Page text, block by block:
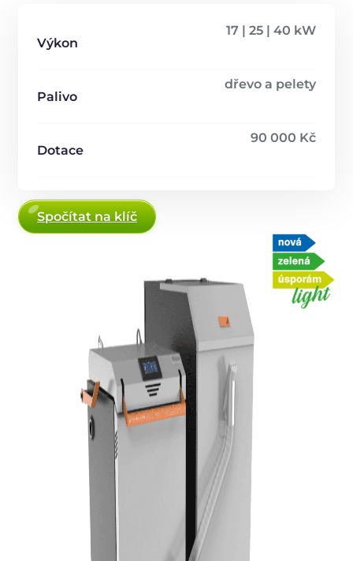
Výkon
17 | 25 | 40 kW
Palivo
dřevo a pelety
Dotace
90 000 Kč
Spočítat na klíč